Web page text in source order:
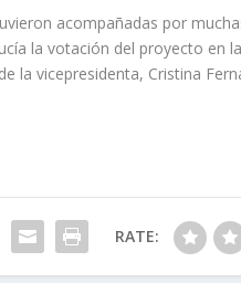
acompañadas por
la votación del proyecto en
la vicepresidenta, Cristina
RATE: